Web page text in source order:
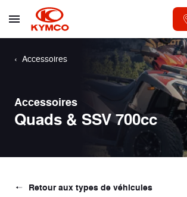
Accessoires
Accessoires
Quads & SSV 700cc
Retour aux types de véhicules